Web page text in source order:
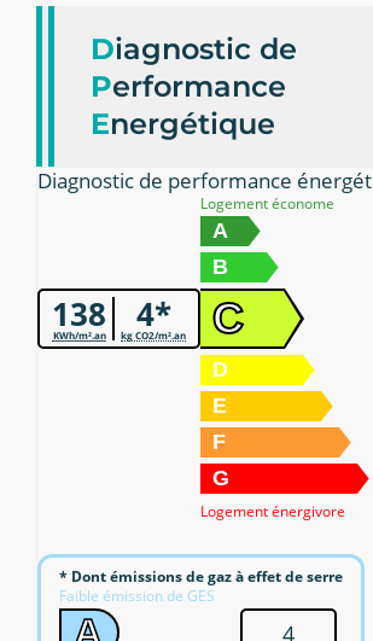
Diagnostic de
Performance
Energétique
Diagnostic de performance
138
KWh/m².an 4*
kg CO2/m².an
Logement économe
A
B
C
D
E
F
G
Logement énergivore
* Dont émissions de gaz à effet de serre
Faible émission de GES
4